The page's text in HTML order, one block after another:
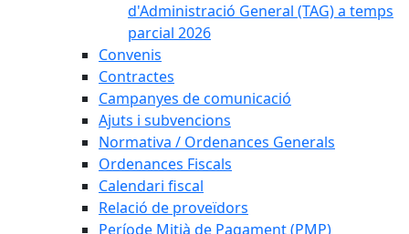
d'Administració General (TAG) a temps
parcial 2026
Convenis
Contractes
Campanyes de comunicació
Ajuts i subvencions
Normativa / Ordenances Generals
Ordenances Fiscals
Calendari fiscal
Relació de proveïdors
Període Mitjà de Pagament (PMP)